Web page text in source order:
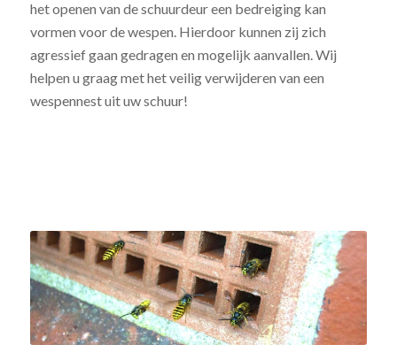
het openen van de schuurdeur een bedreiging kan
vormen voor de wespen. Hierdoor kunnen zij zich
agressief gaan gedragen en mogelijk aanvallen. Wij
helpen u graag met het veilig verwijderen van een
wespennest uit uw schuur!